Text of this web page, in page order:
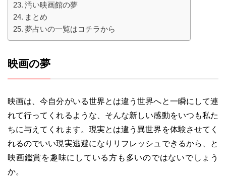
汚い映画館の夢
まとめ
夢占いの一覧はコチラから
映画の夢
映画は、今自分がいる世界とは違う世界へと一瞬にして連
れて行ってくれるような、そんな新しい感動をいつも私た
ちに与えてくれます。現実とは違う異世界を体験させてく
れるのでいい現実逃避になりリフレッシュできるから、と
映画鑑賞を趣味にしている方も多いのではないでしょう
か。